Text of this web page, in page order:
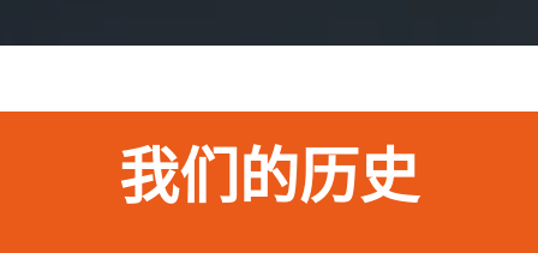
我们的历史